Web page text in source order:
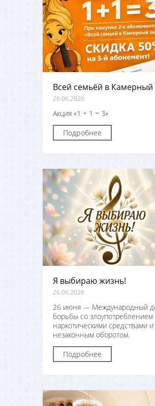
Всей семьёй в Камерный
26.06.2026
Акция «1 + 1 = 3»
Подробнее
Я выбираю жизнь!
26.06.2026
26 июня — Международный
борьбы со злоупотреблением
наркотическими средствами
незаконным оборотом.
Подробнее